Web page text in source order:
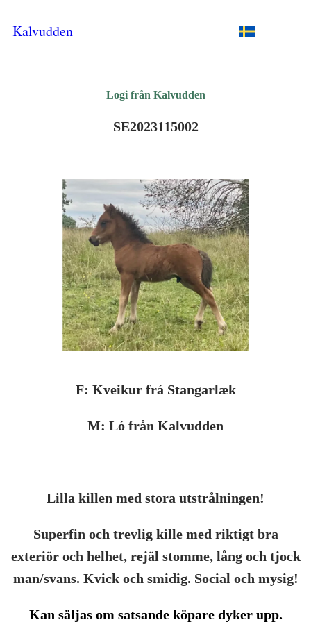
Kalvudden
Logi från Kalvudden
SE2023115002
F: Kveikur frá Stangarlæk
M: Ló från Kalvudden
Lilla killen med stora utstrålningen!
Superfin och trevlig kille med riktigt bra
exteriör och helhet, rejäl stomme, lång och tjock
man/svans. Kvick och smidig. Social och mysig!
Kan säljas om satsande köpare dyker upp.